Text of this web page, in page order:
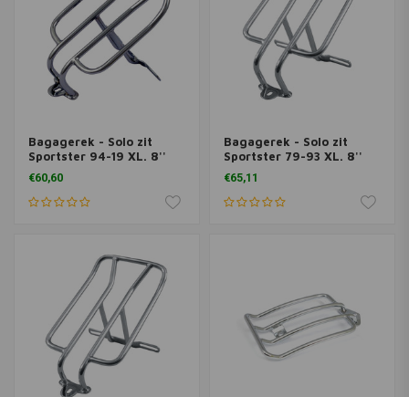
Bagagerek - Solo zit
Sportster 94-19 XL. 8''
long x 6'' wide
€60,60
Bagagerek - Solo zit
Sportster 79-93 XL. 8''
long x 6'' wide
€65,11